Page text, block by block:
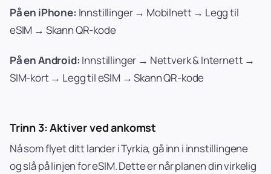
På en iPhone: Innstillinger → Mobilnett → Legg til
eSIM → Skann QR-kode
På en Android: Innstillinger → Nettverk & Internett →
SIM-kort → Legg til eSIM → Skann QR-kode
Trinn 3: Aktiver ved ankomst
Nå som flyet ditt lander i Tyrkia, gå inn i innstillingene
og slå på linjen for eSIM. Dette er når planen din virkelig